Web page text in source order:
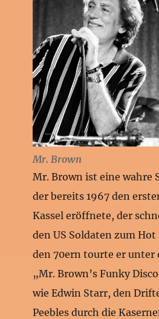
Mr. Brown
Mr. Brown ist eine wahre
der bereits 1967 den
Kassel eröffnete, der
den US Soldaten zum
den 70ern tourte er unter
„Mr. Brown’s Funky
wie Edwin Starr, den
Peebles durch die